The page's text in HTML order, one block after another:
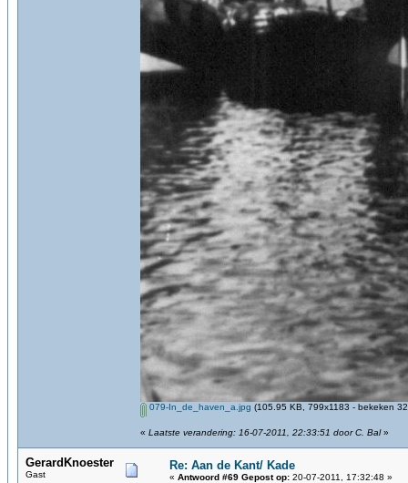
079-In_de_haven_a.jpg (105.95 KB, 799x1183 - bekeken
« Laatste verandering: 16-07-2011, 22:33:51 door C. Bal»
GerardKnoester
Gast
Re: Aan de Kant/ Kade
« Antwoord #69 Gepost op: 20-07-2011, 17:32:48 »